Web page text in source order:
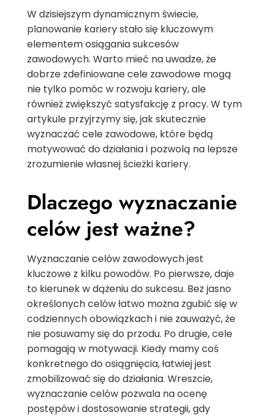
W dzisiejszym dynamicznym świecie,
planowanie kariery stało się kluczowym
elementem osiągania sukcesów
zawodowych. Warto mieć na uwadze, że
dobrze zdefiniowane cele zawodowe mogą
nie tylko pomóc w rozwoju kariery, ale
również zwiększyć satysfakcję z pracy. W tym
artykule przyjrzymy się, jak skutecznie
wyznaczać cele zawodowe, które będą
motywować do działania i pozwolą na lepsze
zrozumienie własnej ścieżki kariery.
Dlaczego wyznaczanie
celów jest ważne?
Wyznaczanie celów zawodowych jest
kluczowe z kilku powodów. Po pierwsze, daje
to kierunek w dążeniu do sukcesu. Bez jasno
określonych celów łatwo można zgubić się w
codziennych obowiązkach i nie zauważyć, że
nie posuwamy się do przodu. Po drugie, cele
pomagają w motywacji. Kiedy mamy coś
konkretnego do osiągnięcia, łatwiej jest
zmobilizować się do działania. Wreszcie,
wyznaczanie celów pozwala na ocenę
postępów i dostosowanie strategii, gdy